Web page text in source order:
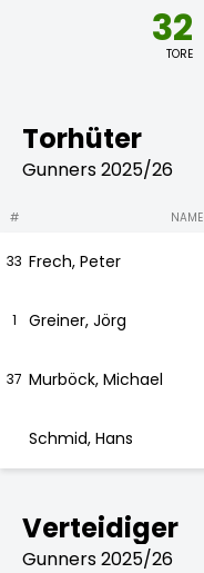
32
TORE
Torhüter
Gunners 2025/26
# NAME
33 Frech, Peter
1 Greiner, Jörg
37 Murböck, Michael
Schmid, Hans
Verteidiger
Gunners 2025/26